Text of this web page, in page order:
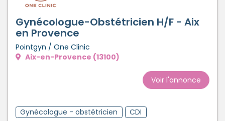
Gynécologue-Obstétricien H/F - Aix
en Provence
Pointgyn / One Clinic
Aix-en-Provence (13100)
Voir l'annonce
Gynécologue - obstétricien CDI